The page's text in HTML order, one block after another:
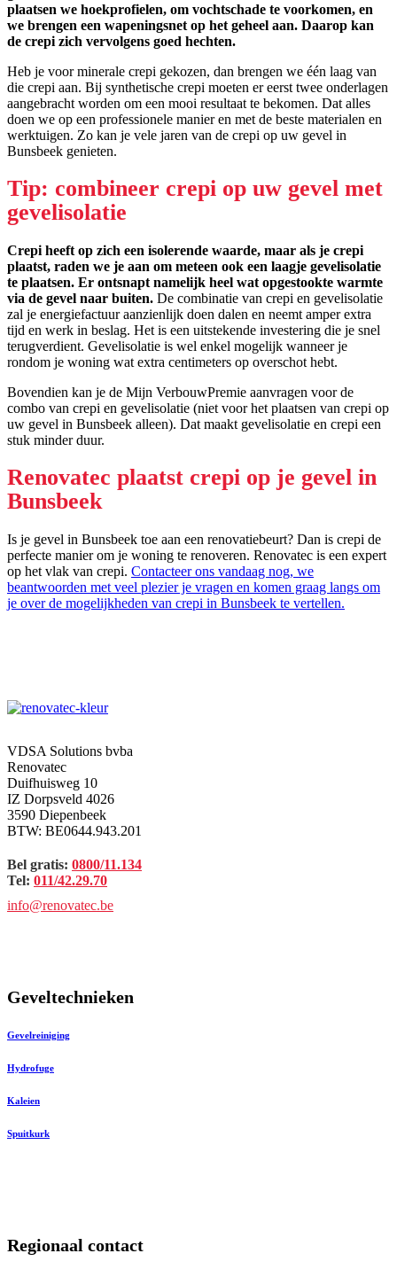
plaatsen we hoekprofielen, om vochtschade te voorkomen, en
we brengen een wapeningsnet op het geheel aan. Daarop kan
de crepi zich vervolgens goed hechten.
Heb je voor minerale crepi gekozen, dan brengen we één laag van
die crepi aan. Bij synthetische crepi moeten er eerst twee onderlagen
aangebracht worden om een mooi resultaat te bekomen. Dat alles
doen we op een professionele manier en met de beste materialen en
werktuigen. Zo kan je vele jaren van de crepi op uw gevel in
Bunsbeek genieten.
Tip: combineer crepi op uw gevel met
gevelisolatie
Crepi heeft op zich een isolerende waarde, maar als je crepi
plaatst, raden we je aan om meteen ook een laagje gevelisolatie
te plaatsen. Er ontsnapt namelijk heel wat opgestookte warmte
via de gevel naar buiten. De combinatie van crepi en gevelisolatie
zal je energiefactuur aanzienlijk doen dalen en neemt amper extra
tijd en werk in beslag. Het is een uitstekende investering die je snel
terugverdient. Gevelisolatie is wel enkel mogelijk wanneer je
rondom je woning wat extra centimeters op overschot hebt.
Bovendien kan je de Mijn VerbouwPremie aanvragen voor de
combo van crepi en gevelisolatie (niet voor het plaatsen van crepi op
uw gevel in Bunsbeek alleen). Dat maakt gevelisolatie en crepi een
stuk minder duur.
Renovatec plaatst crepi op je gevel in
Bunsbeek
Is je gevel in Bunsbeek toe aan een renovatiebeurt? Dan is crepi de
perfecte manier om je woning te renoveren. Renovatec is een expert
op het vlak van crepi. Contacteer ons vandaag nog, we
beantwoorden met veel plezier je vragen en komen graag langs om
je over de mogelijkheden van crepi in Bunsbeek te vertellen.
VDSA Solutions bvba
Renovatec
Duifhuisweg 10
IZ Dorpsveld 4026
3590 Diepenbeek
BTW: BE0644.943.201
Bel gratis: 0800/11.134
Tel: 011/42.29.70
info@renovatec.be
Geveltechnieken
Gevelreiniging
Hydrofuge
Kaleien
Spuitkurk
Regionaal contact